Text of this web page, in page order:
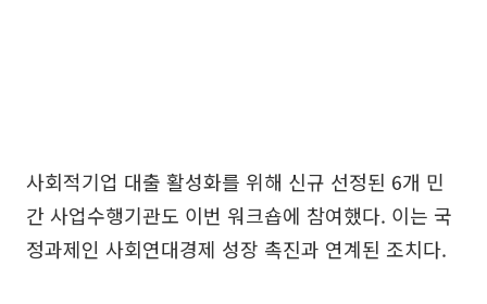
사회적기업 대출 활성화를 위해 신규 선정된 6개 민
간 사업수행기관도 이번 워크숍에 참여했다. 이는 국
정과제인 사회연대경제 성장 촉진과 연계된 조치다.